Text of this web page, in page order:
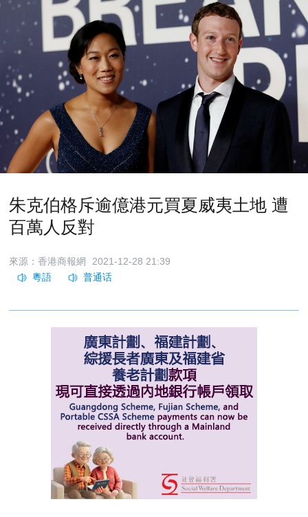
朱克伯格斥逾億港元買夏威夷土地 遭
百萬人反對
來源：香港商報網 2021-12-28 21:39